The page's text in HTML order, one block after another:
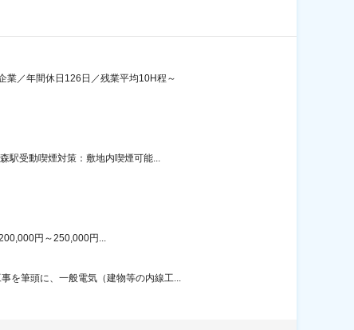
業／年間休日126日／残業平均10H程～
駅受動喫煙対策：敷地内喫煙可能...
円～250,000円...
を筆頭に、一般電気（建物等の内線工...